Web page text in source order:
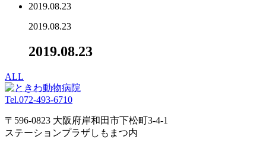
2019.08.23
2019.08.23
2019.08.23
ALL
Tel.072-493-6710
〒596-0823 大阪府岸和田市下松町3-4-1
ステーションプラザしもまつ内